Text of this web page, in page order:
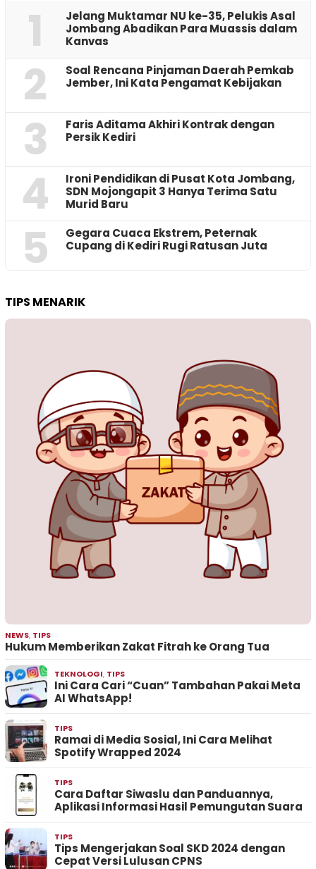
1
Jelang Muktamar NU ke-35, Pelukis Asal
Jombang Abadikan Para Muassis dalam
Kanvas
2
‎Soal Rencana Pinjaman Daerah Pemkab
Jember, Ini Kata Pengamat Kebijakan ‎
3
Faris Aditama Akhiri Kontrak dengan
Persik Kediri
4
Ironi Pendidikan di Pusat Kota Jombang,
SDN Mojongapit 3 Hanya Terima Satu
Murid Baru
5
‎Gegara Cuaca Ekstrem, Peternak
Cupang di Kediri Rugi Ratusan Juta
TIPS MENARIK
NEWS, TIPS
Hukum Memberikan Zakat Fitrah ke Orang Tua
TEKNOLOGI, TIPS
Ini Cara Cari “Cuan” Tambahan Pakai Meta
AI WhatsApp!
TIPS
Ramai di Media Sosial, Ini Cara Melihat
Spotify Wrapped 2024
TIPS
Cara Daftar Siwaslu dan Panduannya,
Aplikasi Informasi Hasil Pemungutan Suara
TIPS
Tips Mengerjakan Soal SKD 2024 dengan
Cepat Versi Lulusan CPNS